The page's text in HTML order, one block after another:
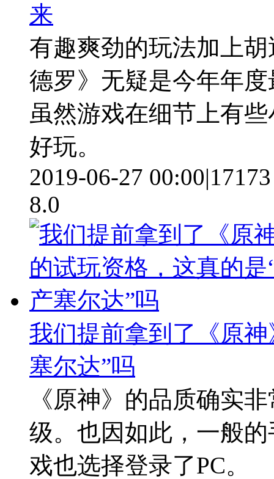
来
有趣爽劲的玩法加上
德罗》无疑是今年年
虽然游戏在细节上有
好玩。
2019-06-27 00:00|17173
8.0
我们提前拿到了《原
塞尔达”吗
《原神》的品质确实
级。也因如此，一般
戏也选择登录了PC。